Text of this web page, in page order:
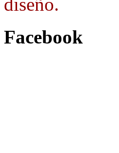
diseño.
Facebook